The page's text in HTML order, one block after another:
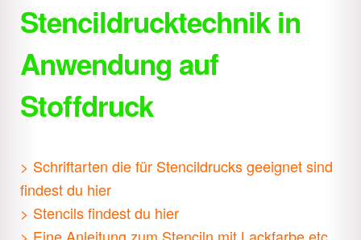
Howtos
Aktionsformen
Sofaaktivismus
Behördenkrams
Direct Action
Stencildrucktechnik in
Anwendung auf
Stoffdruck
> Schriftarten die für Stencildrucks geeignet sind
findest du hier
> Stencils findest du hier